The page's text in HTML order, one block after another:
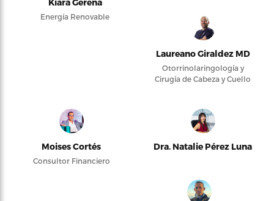
Kiara Gerena
Energía Renovable
Laureano Giraldez MD
Otorrinolaringología y
Cirugía de Cabeza y Cuello
Moises Cortés
Consultor Financiero
Dra. Natalie Pérez Luna